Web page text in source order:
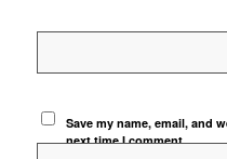
Save my name, email, and
next time I comment.